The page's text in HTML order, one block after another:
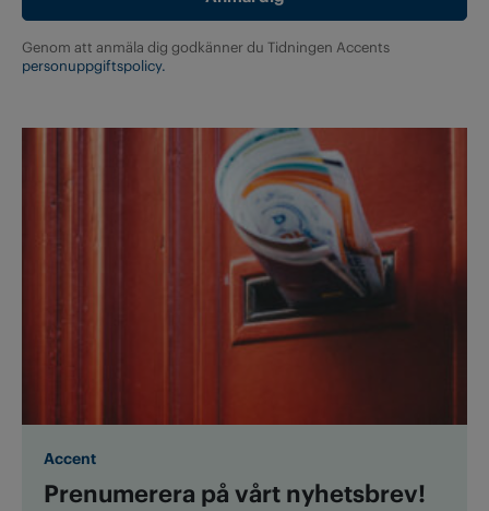
Genom att anmäla dig godkänner du Tidningen Accents
personuppgiftspolicy.
Accent
Prenumerera på vårt nyhetsbrev!